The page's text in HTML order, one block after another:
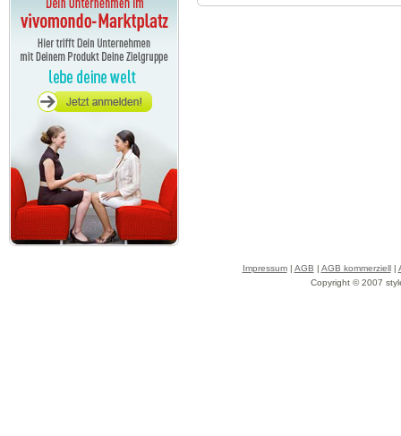
Impressum| AGB | AGB kommerziell|
Copyright © 2007